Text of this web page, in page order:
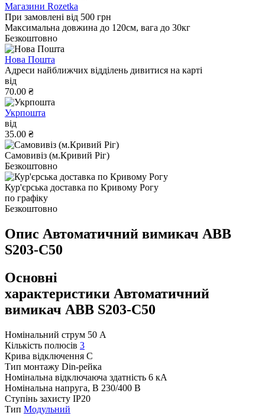
Магазини Rozetka
При замовлені від 500 грн
Максимальна довжина до 120см, вага до 30кг
Безкоштовно
Нова Пошта
Адреси найближчих відділень дивитися на карті
від
70.00 ₴
Укрпошта
від
35.00 ₴
Самовивіз (м.Кривий Ріг)
Безкоштовно
Кур'єрська доставка по Кривому Рогу
по графіку
Безкоштовно
Опис Автоматичний вимикач ABB
S203-С50
Основні
характеристики Автоматичний
вимикач ABB S203-С50
Номінальний струм 50 А
Кількість полюсів 3
Крива відключення C
Тип монтажу Din-рейка
Номінальна відключаюча здатність 6 кА
Номінальна напруга, В 230/400 В
Ступінь захисту IP20
Тип Модульний